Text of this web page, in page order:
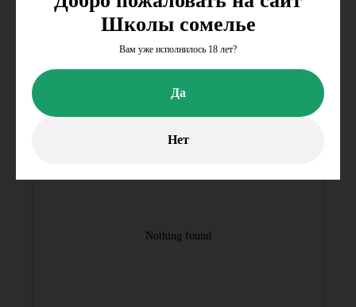
Школы сомелье
Вам уже исполнилось 18 лет?
Да
Нет
Nothing found